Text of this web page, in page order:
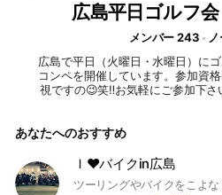
広島平日ゴルフ
メンバー 243
広島で平日（火曜日・水曜日）に
コンペを開催しています。参加資
視ですの😉笑‼️お気軽にご参加下
あなたへのおすすめ
Ｉ❤バイクin広島